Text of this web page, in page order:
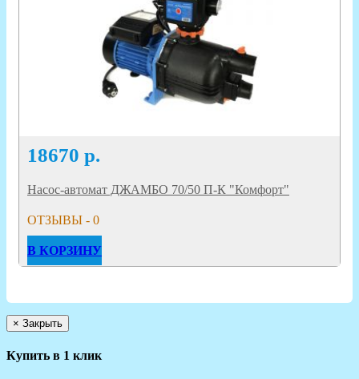
18670 р.
Насос-автомат ДЖАМБО 70/50 П-К "Комфорт"
ОТЗЫВЫ - 0
В КОРЗИНУ
× Закрыть
Купить в 1 клик